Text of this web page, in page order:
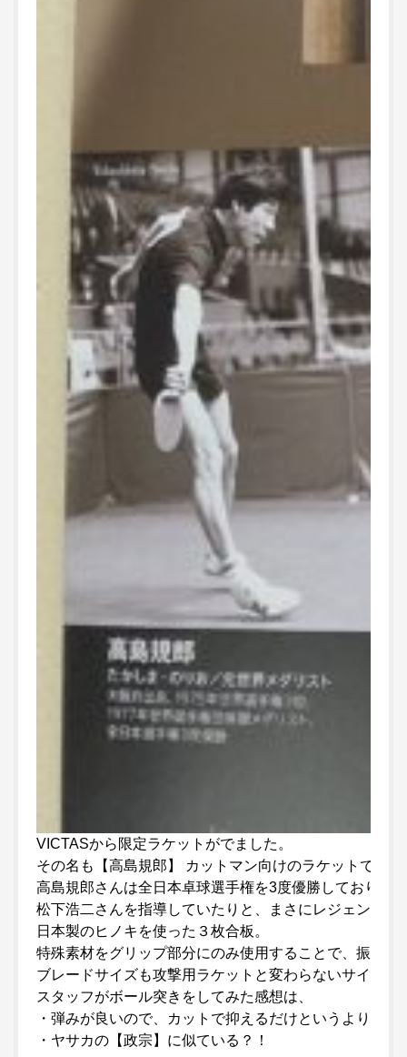
VICTASから限定ラケットがでました。
その名も【高島規郎】 カットマン向けのラケットです。
高島規郎さんは全日本卓球選手権を3度優勝しており、
松下浩二さんを指導していたりと、まさにレジェンド！
日本製のヒノキを使った３枚合板。
特殊素材をグリップ部分にのみ使用することで、振動を
ブレードサイズも攻撃用ラケットと変わらないサイズな
スタッフがボール突きをしてみた感想は、
・弾みが良いので、カットで抑えるだけというよりは
・ヤサカの【政宗】に似ている？！